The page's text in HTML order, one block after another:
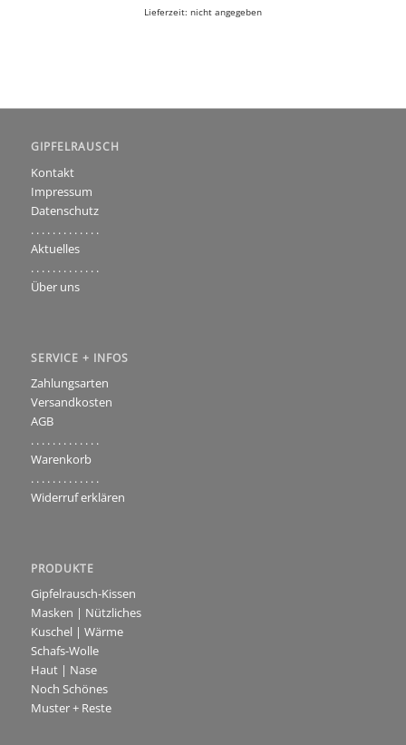
Lieferzeit: nicht angegeben
GIPFELRAUSCH
Kontakt
Impressum
Datenschutz
. . . . . . . . . . . . .
Aktuelles
. . . . . . . . . . . . .
Über uns
SERVICE + INFOS
Zahlungsarten
Versandkosten
AGB
. . . . . . . . . . . . .
Warenkorb
. . . . . . . . . . . . .
Widerruf erklären
PRODUKTE
Gipfelrausch-Kissen
Masken | Nützliches
Kuschel | Wärme
Schafs-Wolle
Haut | Nase
Noch Schönes
Muster + Reste